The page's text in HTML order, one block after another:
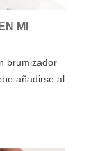
MI
brumizador
añadirse al